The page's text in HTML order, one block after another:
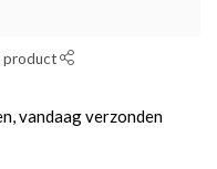
product
vandaag verzonden